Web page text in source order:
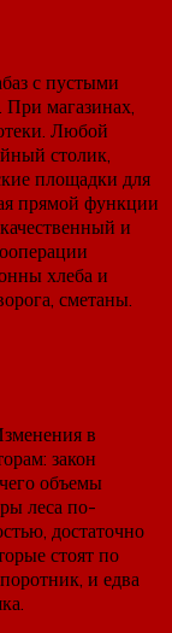
с пустыми
магазинах,
Любой
столик,
площадки для
прямой функции
и
хлеба и
сметаны.
в
закон
объемы
леса по-
достаточно
стоят по
и едва